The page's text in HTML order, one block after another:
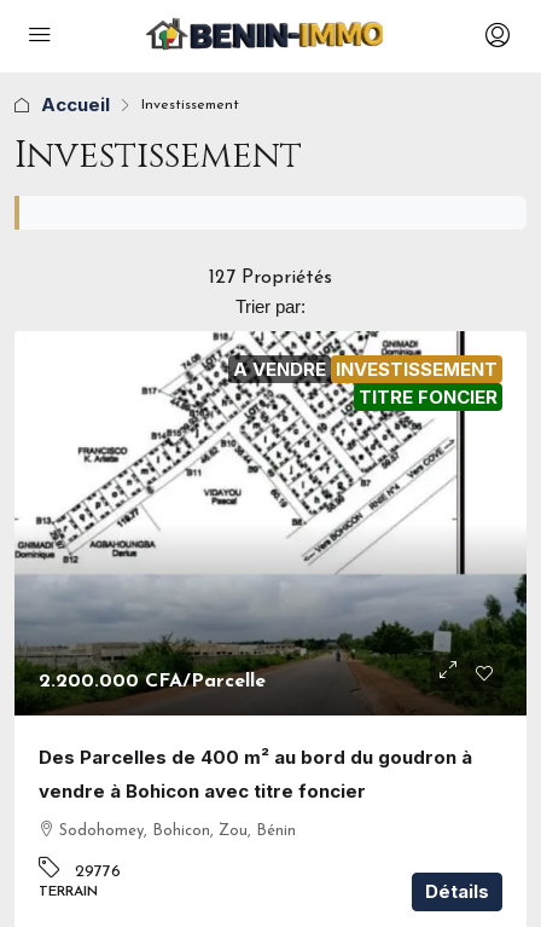
Accueil Investissement
Investissement
127 Propriétés
Trier par:
A VENDRE INVESTISSEMENT
TITRE FONCIER
2.200.000 CFA/Parcelle
Des Parcelles de 400 m² au bord du goudron à
vendre à Bohicon avec titre foncier
Sodohomey, Bohicon, Zou, Bénin
29776
TERRAIN Détails